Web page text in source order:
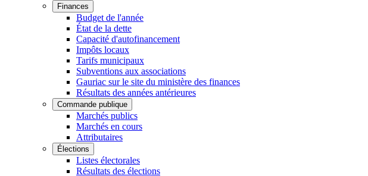
Finances
Budget de l'année
État de la dette
Capacité d'autofinancement
Impôts locaux
Tarifs municipaux
Subventions aux associations
Gauriac sur le site du ministère des finances
Résultats des années antérieures
Commande publique
Marchés publics
Marchés en cours
Attributaires
Élections
Listes électorales
Résultats des élections